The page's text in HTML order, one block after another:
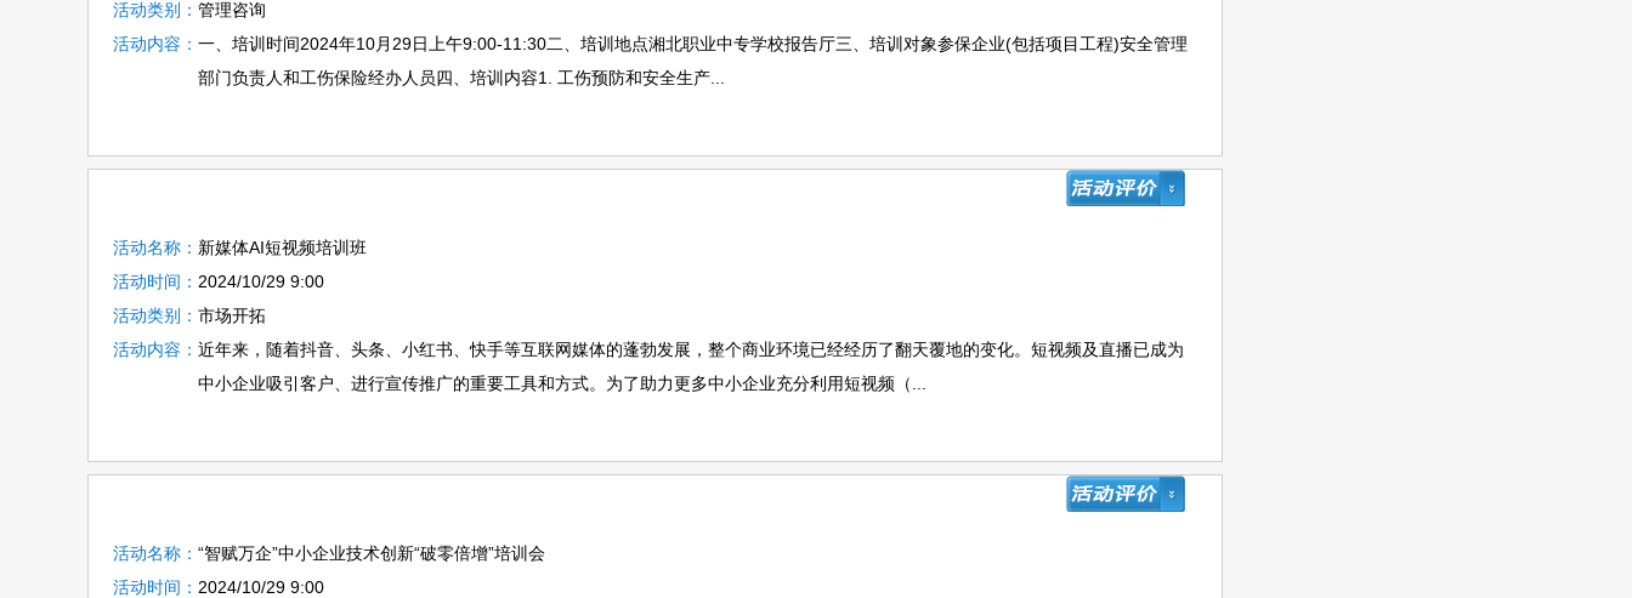
活动类别： 管理咨询
活动内容： 一、培训时间2024年10月29日上午9:00-11:30二、培训地点湘北职业中专学校报告厅三、培训对象参保企业(包括项目工程)安全管理
部门负责人和工伤保险经办人员四、培训内容1. 工伤预防和安全生产...
活动名称： 新媒体AI短视频培训班
活动时间： 2024/10/29 9:00
活动类别： 市场开拓
活动内容： 近年来，随着抖音、头条、小红书、快手等互联网媒体的蓬勃发展，整个商业环境已经经历了翻天覆地的变化。短视频及直播已成为
中小企业吸引客户、进行宣传推广的重要工具和方式。为了助力更多中小企业充分利用短视频（...
活动名称： “智赋万企”中小企业技术创新“破零倍增”培训会
活动时间： 2024/10/29 9:00